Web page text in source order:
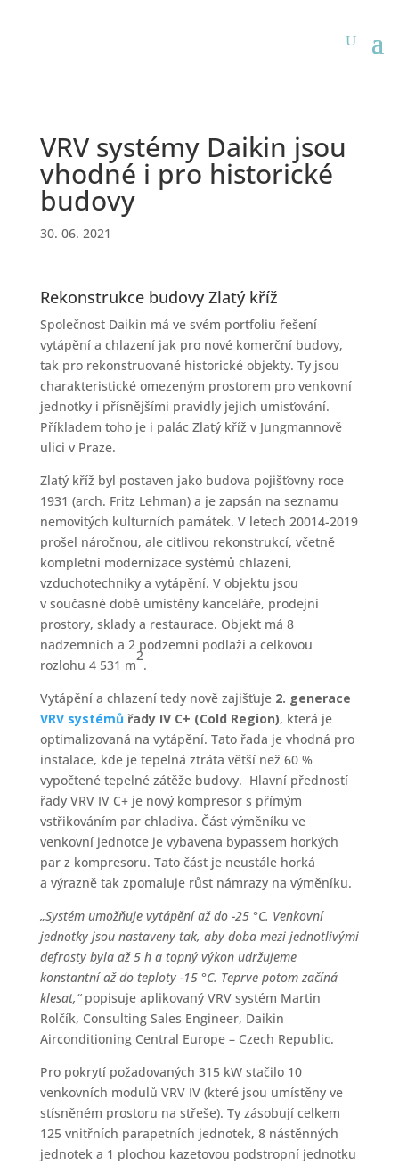
VRV systémy Daikin jsou
vhodné i pro historické
budovy
30. 06. 2021
Rekonstrukce budovy Zlatý kříž
Společnost Daikin má ve svém portfoliu řešení
vytápění a chlazení jak pro nové komerční budovy,
tak pro rekonstruované historické objekty. Ty jsou
charakteristické omezeným prostorem pro venkovní
jednotky i přísnějšími pravidly jejich umisťování.
Příkladem toho je i palác Zlatý kříž v Jungmannově
ulici v Praze.
Zlatý kříž byl postaven jako budova pojišťovny roce
1931 (arch. Fritz Lehman) a je zapsán na seznamu
nemovitých kulturních památek. V letech 20014-2019
prošel náročnou, ale citlivou rekonstrukcí, včetně
kompletní modernizace systémů chlazení,
vzduchotechniky a vytápění. V objektu jsou
v současné době umístěny kanceláře, prodejní
prostory, sklady a restaurace. Objekt má 8
nadzemních a 2 podzemní podlaží a celkovou
rozlohu 4 531 m
2
.
Vytápění a chlazení tedy nově zajišťuje 2. generace
VRV systémů řady IV C+ (Cold Region), která je
optimalizovaná na vytápění. Tato řada je vhodná pro
instalace, kde je tepelná ztráta větší než 60 %
vypočtené tepelné zátěže budovy. Hlavní předností
řady VRV IV C+ je nový kompresor s přímým
vstřikováním par chladiva. Část výměníku ve
venkovní jednotce je vybavena bypassem horkých
par z kompresoru. Tato část je neustále horká
a výrazně tak zpomaluje růst námrazy na výměníku.
„Systém umožňuje vytápění až do -25 °C. Venkovní
jednotky jsou nastaveny tak, aby doba mezi jednotlivými
defrosty byla až 5 h a topný výkon udržujeme
konstantní až do teploty -15 °C. Teprve potom začíná
klesat,“popisuje aplikovaný VRV systém Martin
Rolčík, Consulting Sales Engineer, Daikin
Airconditioning Central Europe – Czech Republic.
Pro pokrytí požadovaných 315 kW stačilo 10
venkovních modulů VRV IV (které jsou umístěny ve
stísněném prostoru na střeše). Ty zásobují celkem
125 vnitřních parapetních jednotek, 8 nástěnných
jednotek a 1 plochou kazetovou podstropní jednotku